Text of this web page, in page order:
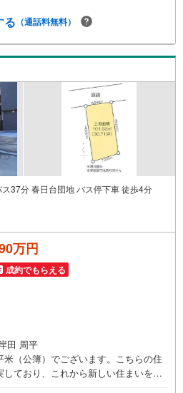
。■その他、各種ご相談も承っておりま
からお客様へ経験豊富なスタッフ
に合った物件をご紹介させて頂きま
も併せてご紹介可能ですのでお気軽に
♪駐車場もございますので、お車での
！
る （通話料無料）
37分 春日台団地 バス停下車 徒歩4分
万円
成約でもらえる
田 周平
米（公簿）でございます。こちらの住
ており、これから新しい住まいをお